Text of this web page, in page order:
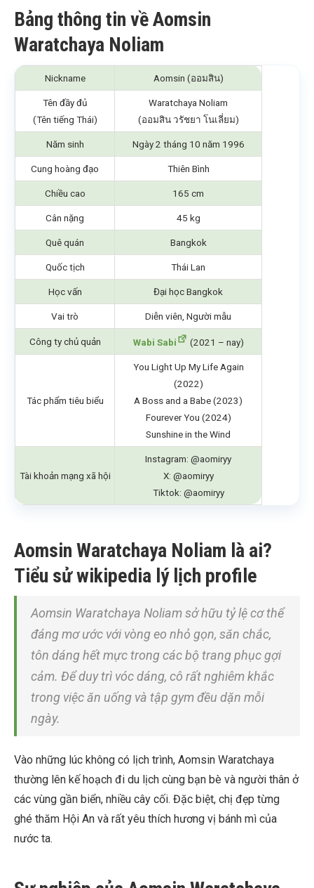
Bảng thông tin về Aomsin
Waratchaya Noliam
Nickname Aomsin (ออมสิน)
Tên đầy đủ
(Tên tiếng Thái)
Waratchaya Noliam
(ออมสิน วรัชยา โนเลี่ยม)
Năm sinh Ngày 2 tháng 10 năm 1996
Cung hoàng đạo Thiên Bình
Chiều cao 165 cm
Cân nặng 45 kg
Quê quán Bangkok
Quốc tịch Thái Lan
Học vấn Đại học Bangkok
Vai trò Diễn viên, Người mẫu
Công ty chủ quản Wabi Sabi (2021 – nay)
Tác phẩm tiêu biểu
You Light Up My Life Again
(2022)
A Boss and a Babe (2023)
Fourever You (2024)
Sunshine in the Wind
Tài khoản mạng xã hội
Instagram: @aomiryy
X: @aomiryy
Tiktok: @aomiryy
Aomsin Waratchaya Noliam là ai?
Tiểu sử wikipedia lý lịch profile
Aomsin Waratchaya Noliam sở hữu tỷ lệ cơ thể
đáng mơ ước với vòng eo nhỏ gọn, săn chắc,
tôn dáng hết mực trong các bộ trang phục gợi
cảm. Để duy trì vóc dáng, cô rất nghiêm khắc
trong việc ăn uống và tập gym đều dặn mỗi
ngày.
Vào những lúc không có lịch trình, Aomsin Waratchaya
thường lên kế hoạch đi du lịch cùng bạn bè và người thân ở
các vùng gần biển, nhiều cây cối. Đặc biệt, chị đẹp từng
ghé thăm Hội An và rất yêu thích hương vị bánh mì của
nước ta.